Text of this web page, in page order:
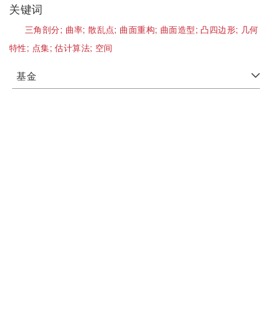
关键词
三角剖分; 曲率;散乱点; 曲面重构; 曲面造型; 凸四边形; 几何
特性; 点集;估计算法; 空间
基金